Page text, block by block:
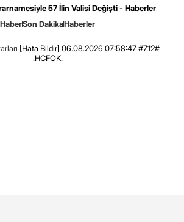
57 İlin Valisi Değişti - Haberler
HaberSon DakikaHaberler
[Hata Bildir] 06.08.2026 07:58:47 #7.12#
.HCFOK.